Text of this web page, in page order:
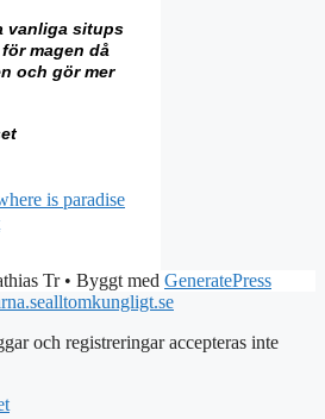
vanliga situps
magen då
och gör mer
is paradise
Tr• Byggt med GeneratePress
alltomkungligt.se
och registreringar accepteras inte